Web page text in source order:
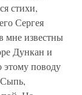
стихи,
Сергея
мне известны
Дункан и
поводу